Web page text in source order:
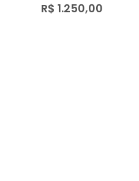
R$ 1.250,00